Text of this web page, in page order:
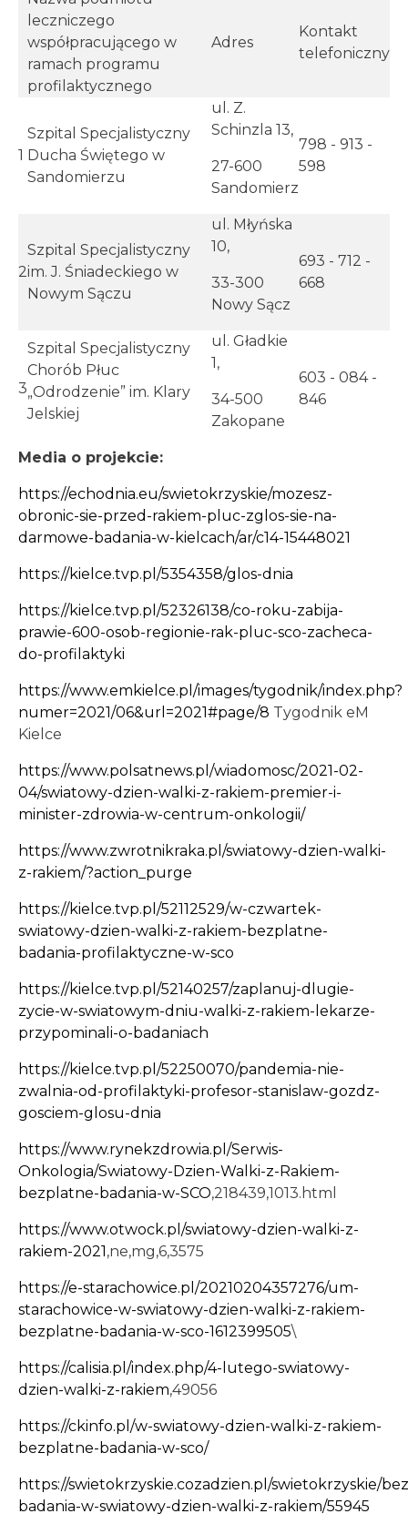
leczniczego
współpracującego w
ramach programu
profilaktycznego
Adres
Kontakt
telefoniczny
1
Szpital Specjalistyczny
Ducha Świętego w
Sandomierzu
ul. Z.
Schinzla 13,
27-600
Sandomierz
798 - 913 -
598
2
Szpital Specjalistyczny
im. J. Śniadeckiego w
Nowym Sączu
ul. Młyńska
10,
33-300
Nowy Sącz
693 - 712 -
668
3
Szpital Specjalistyczny
Chorób Płuc
„Odrodzenie” im. Klary
Jelskiej
ul. Gładkie
1,
34-500
Zakopane
603 - 084 -
846
Media o projekcie:
https://echodnia.eu/swietokrzyskie/mozesz-
obronic-sie-przed-rakiem-pluc-zglos-sie-na-
darmowe-badania-w-kielcach/ar/c14-15448021
https://kielce.tvp.pl/5354358/glos-dnia
https://kielce.tvp.pl/52326138/co-roku-zabija-
prawie-600-osob-regionie-rak-pluc-sco-zacheca-
do-profilaktyki
https://www.emkielce.pl/images/tygodnik/index.php?
numer=2021/06&url=2021#page/8 Tygodnik eM
Kielce
https://www.polsatnews.pl/wiadomosc/2021-02-
04/swiatowy-dzien-walki-z-rakiem-premier-i-
minister-zdrowia-w-centrum-onkologii/
https://www.zwrotnikraka.pl/swiatowy-dzien-walki-
z-rakiem/?action_purge
https://kielce.tvp.pl/52112529/w-czwartek-
swiatowy-dzien-walki-z-rakiem-bezplatne-
badania-profilaktyczne-w-sco
https://kielce.tvp.pl/52140257/zaplanuj-dlugie-
zycie-w-swiatowym-dniu-walki-z-rakiem-lekarze-
przypominali-o-badaniach
https://kielce.tvp.pl/52250070/pandemia-nie-
zwalnia-od-profilaktyki-profesor-stanislaw-gozdz-
gosciem-glosu-dnia
https://www.rynekzdrowia.pl/Serwis-
Onkologia/Swiatowy-Dzien-Walki-z-Rakiem-
bezplatne-badania-w-SCO,218439,1013.html
https://www.otwock.pl/swiatowy-dzien-walki-z-
rakiem-2021,ne,mg,6,3575
https://e-starachowice.pl/20210204357276/um-
starachowice-w-swiatowy-dzien-walki-z-rakiem-
bezplatne-badania-w-sco-1612399505\
https://calisia.pl/index.php/4-lutego-swiatowy-
dzien-walki-z-rakiem,49056
https://ckinfo.pl/w-swiatowy-dzien-walki-z-rakiem-
bezplatne-badania-w-sco/
https://swietokrzyskie.cozadzien.pl/swietokrzyskie/
badania-w-swiatowy-dzien-walki-z-rakiem/55945